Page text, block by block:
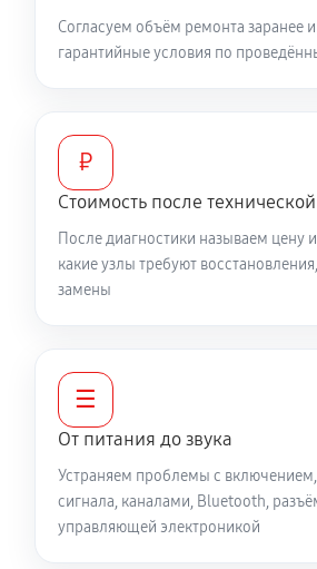
Согласуем объём ремонта заранее
гарантийные условия по
₽
Стоимость после
После диагностики называем цену
какие узлы требуют
замены
☰
От питания до звука
Устраняем проблемы с
сигнала, каналами, Bluetooth,
управляющей электроникой